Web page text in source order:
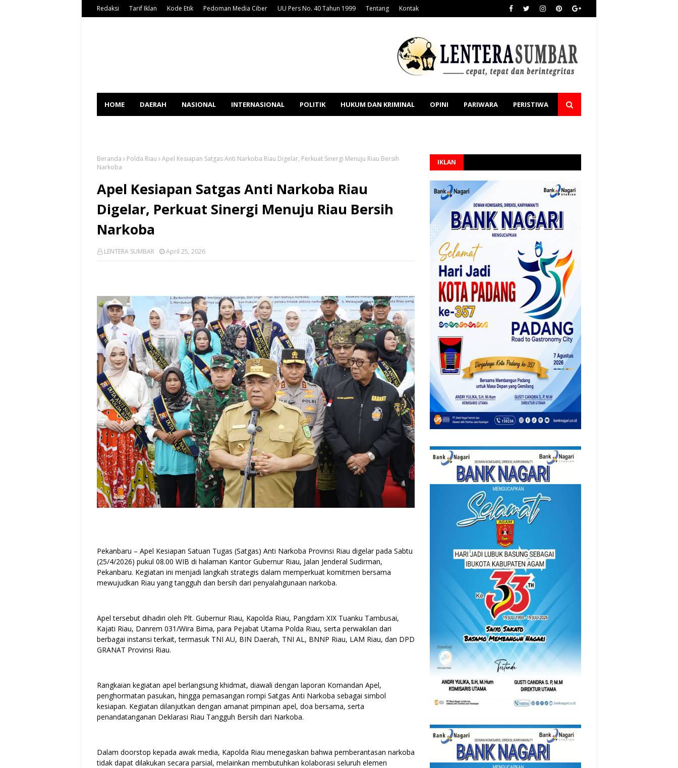
Redaksi Tarif Iklan Kode Etik Pedoman Media Ciber UU Pers No. 40 Tahun 1999 Tentang Kontak
HOME DAERAH NASIONAL INTERNASIONAL POLITIK HUKUM DAN KRIMINAL OPINI PARIWARA PERISTIWA
Beranda Polda Riau
Apel Kesiapan Satgas Anti Narkoba Riau Digelar, Perkuat Sinergi Menuju Riau Bersih
Narkoba
Apel Kesiapan Satgas Anti Narkoba Riau
Digelar, Perkuat Sinergi Menuju Riau Bersih
Narkoba
LENTERA SUMBAR April 25, 2026
Pekanbaru – Apel Kesiapan Satuan Tugas (Satgas) Anti Narkoba Provinsi Riau digelar pada Sabtu
(25/4/2026) pukul 08.00 WIB di halaman Kantor Gubernur Riau, Jalan Jenderal Sudirman,
Pekanbaru. Kegiatan ini menjadi langkah strategis dalam memperkuat komitmen bersama
mewujudkan Riau yang tangguh dan bersih dari penyalahgunaan narkoba.
Apel tersebut dihadiri oleh Plt. Gubernur Riau, Kapolda Riau, Pangdam XIX Tuanku Tambusai,
Kajati Riau, Danrem 031/Wira Bima, para Pejabat Utama Polda Riau, serta perwakilan dari
berbagai instansi terkait, termasuk TNI AU, BIN Daerah, TNI AL, BNNP Riau, LAM Riau, dan DPD
GRANAT Provinsi Riau.
Rangkaian kegiatan apel berlangsung khidmat, diawali dengan laporan Komandan Apel,
penghormatan pasukan, hingga pemasangan rompi Satgas Anti Narkoba sebagai simbol
kesiapan. Kegiatan dilanjutkan dengan amanat pimpinan apel, doa bersama, serta
penandatanganan Deklarasi Riau Tangguh Bersih dari Narkoba.
Dalam doorstop kepada awak media, Kapolda Riau menegaskan bahwa pemberantasan narkoba
tidak dapat dilakukan secara parsial, melainkan membutuhkan kolaborasi seluruh elemen
IKLAN